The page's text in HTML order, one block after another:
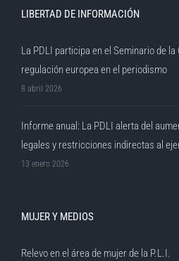
LIBERTAD DE INFORMACIÓN
La PDLI participa en el Seminario de
regulación europea en el periodismo
8 abril 2026
Informe anual: La PDLI alerta del
legales y restricciones indirectas al
13 enero 2026
MUJER Y MEDIOS
Relevo en el área de mujer de la P.L.I.